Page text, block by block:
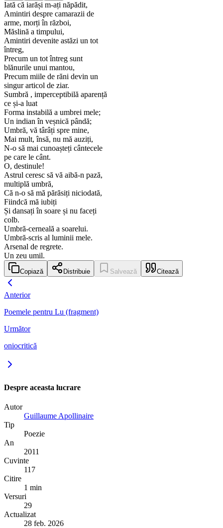
Iată că iarăși m-ați năpădit,
Amintiri despre camarazii de
arme, morți în război,
Măslină a timpului,
Amintiri devenite astăzi un tot
întreg,
Precum un tot întreg sunt
blănurile unui mantou,
Precum miile de răni devin un
singur articol de ziar.
Sumbră , imperceptibilă aparență
ce și-a luat
Forma instabilă a umbrei mele;
Un indian în veșnică pândă;
Umbră, vă târâți spre mine,
Mai mult, însă, nu mă auziți,
N-o să mai cunoașteți cântecele
pe care le cânt.
O, destinule!
Astrul ceresc să vă aibă-n pază,
multiplă umbră,
Că n-o să mă părăsiți niciodată,
Fiindcă mă iubiți
Și dansați în soare și nu faceți
colb.
Umbră-cerneală a soarelui.
Umbră-scris al luminii mele.
Arsenal de regrete.
Un zeu umil.
Copiază Distribuie Salvează Citează
Anterior
Poemele pentru Lu (fragment)
Următor
oniocritică
Despre aceasta lucrare
Autor
Guillaume Apollinaire
Tip
Poezie
An
2011
Cuvinte
117
Citire
1 min
Versuri
29
Actualizat
28 feb. 2026